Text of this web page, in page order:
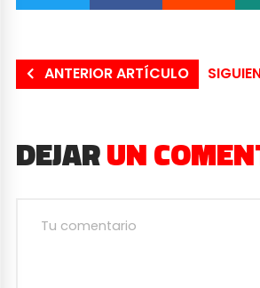
ANTERIOR ARTÍCULO
DEJARUN